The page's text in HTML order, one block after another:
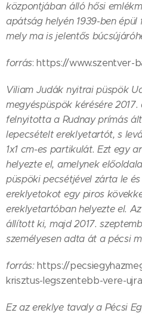
központjában álló hősi
apátság helyén 1939-ben épül
mely ma is jelentős
forrás: https://www.szentver-
Viliam Judák nyitrai püspök
megyéspüspök kérésére
felnyitotta a Rudnay prímás
lepecsételt ereklyetartót, s
1x1 cm-es partikulát. Ezt egy
helyezte el, amelynek
püspöki pecsétjével zárta le
ereklyetokot egy piros
ereklyetartóban helyezte el.
állított ki, majd 2017.
személyesen adta át a pécsi
forrás: https://
krisztus-legszentebb-vere-
Ez az ereklye tavaly a Pécsi